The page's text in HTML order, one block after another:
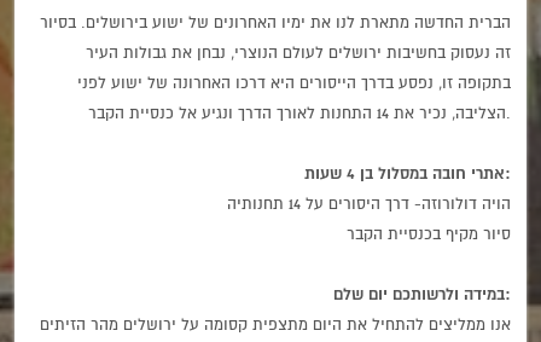
הברית החדשה מתארת לנו את ימיו האחרונים של ישוע בירושלים. בסיור
זה נעסוק בחשיבות ירושלים לעולם הנוצרי, נבחן את גבולות העיר
בתקופה זו, נפסע בדרך הייסורים היא דרכו האחרונה של ישוע לפני
אתרי חובה במסלול בן 4 שעות:
הויה דולורוזה- דרך היסורים על 14 תחנותיה
סיור מקיף בכנסיית הקבר
במידה ולרשותכם יום שלם:
אנו ממליצים להתחיל את היום מתצפית קסומה על ירושלים מהר הזיתים